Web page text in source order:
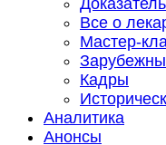
Все о
Мастер-
Кадры
Аналитика
Анонсы